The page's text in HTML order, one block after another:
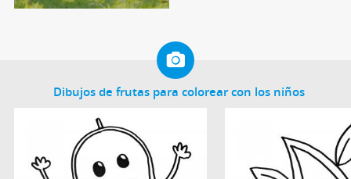
Dibujos de frutas para colorear con los niños